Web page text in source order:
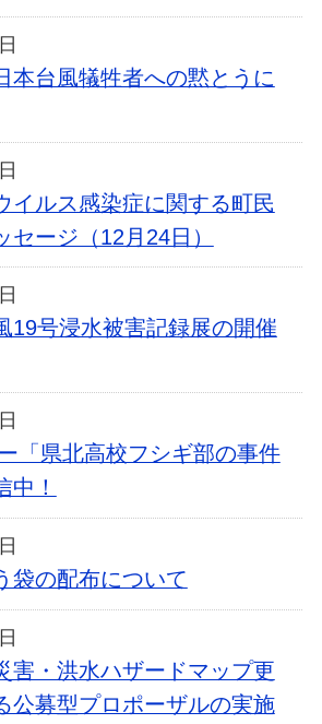
本台風犠牲者への黙とうに
イルス感染症に関する町民
セージ（12月24日）
19号浸水被害記録展の開催
「県北高校フシギ部の事件
中！
袋の配布について
害・洪水ハザードマップ更
公募型プロポーザルの実施